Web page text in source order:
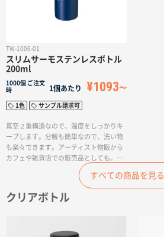
TW-1006-01
スリムサーモステンレスボトル
200ml
1000個 ご注文
時
1個あたり ¥1093
1色 サンプル請求可
真空２重構造なので、温度をしっかりキ
ープします。分解も簡単なので、洗い物
も楽々できます。アーティスト物販から
カフェや雑貨店での販売品としても。企
業の記念品ノベルティとしても幅広いご
用途でご利用いただけます。シンプルな
デザインにワンポイントロゴの印刷、側
面への大きいデザインの印刷も可能で
すべての商品を見る
クリアボトル